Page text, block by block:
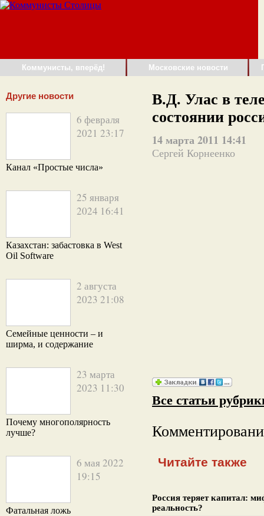
Коммунисты, вперёд! Московские новости
Другие новости
6 февраля
2021 23:17
Канал «Простые числа»
25 января
2024 16:41
Казахстан: забастовка в West
Oil Software
2 августа
2023 21:08
Семейные ценности – и
ширма, и содержание
23 марта
2023 11:30
Почему многополярность
лучше?
6 мая 2022
19:15
Фатальная ложь
В.Д. Улас в
состоянии
14 марта 2011 14:41
Сергей Корнеенко
Все статьи
Читайте также
Россия теряет капитал:
реальность?